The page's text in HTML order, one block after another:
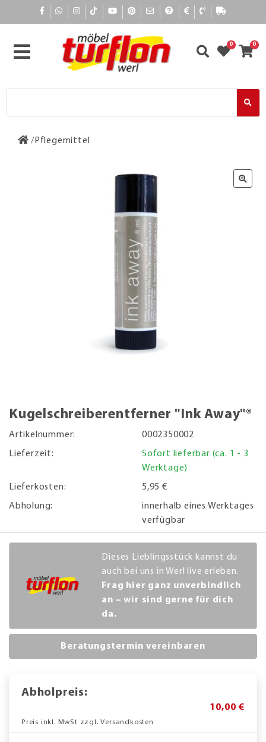
0 0
Pflegemittel
Kugelschreiberentferner "Ink Away"®
Artikelnummer:
0002350002
Lieferzeit:
Sofort lieferbar (ca. 1 - 3
Werktage)
Lieferkosten:
5,95 €
Abholung:
innerhalb eines Werktages
verfügbar
Dieses Lieblingsstück kannst du
auch bei uns in Werl live erleben.
Frag hier ganz unverbindlich
an – wir sind gerne für dich
da.
Beratungstermin vereinbaren
Abholpreis:
10,00 €
Preis inkl. MwSt zzgl. Versandkosten